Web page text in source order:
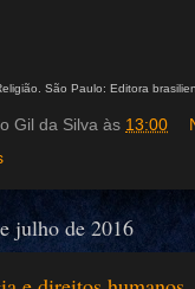
São Paulo: Editora
Gil da Silva às 13:00
julho de 2016